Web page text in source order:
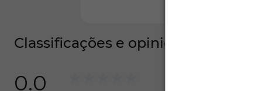
Classificações e opiniões
0.0